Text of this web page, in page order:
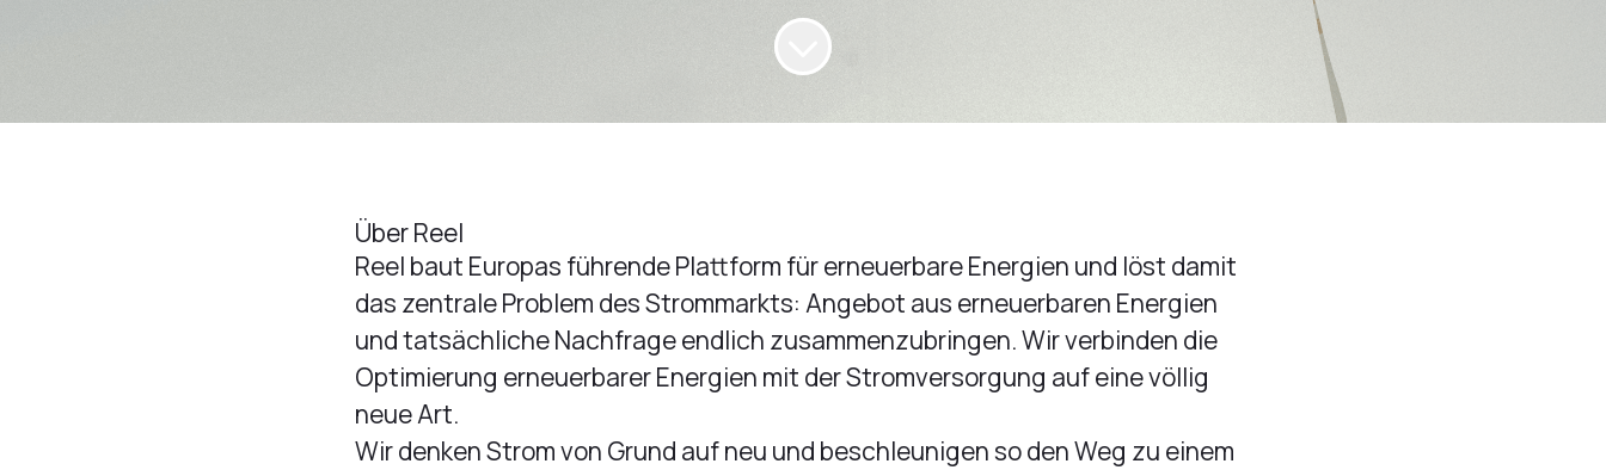
Über Reel
Reel baut Europas führende Plattform für erneuerbare Energien und löst damit
das zentrale Problem des Strommarkts: Angebot aus erneuerbaren Energien
und tatsächliche Nachfrage endlich zusammenzubringen. Wir verbinden die
Optimierung erneuerbarer Energien mit der Stromversorgung auf eine völlig
neue Art.
Wir denken Strom von Grund auf neu und beschleunigen so den Weg zu einem